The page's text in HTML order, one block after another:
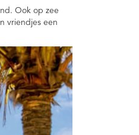
Ook op zee
vriendjes een